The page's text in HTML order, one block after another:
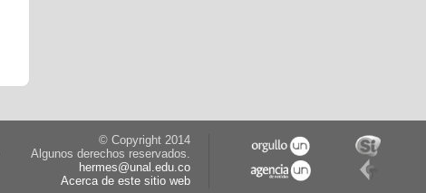
© Copyright 2014
Algunos derechos reservados.
hermes@unal.edu.co
Acerca de este sitio web